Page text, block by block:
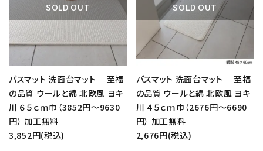
SOLD OUT
バスマット 洗面台マット 至福
の品質 ウールと綿 北欧風 ヨキ
川 ６５ｃｍ巾（3852円～9630
円） 加工無料
3,852円(税込)
SOLD OUT
バスマット 洗面台マット 至福
の品質 ウールと綿 北欧風 ヨキ
川 ４５ｃｍ巾（2676円～6690
円） 加工無料
2,676円(税込)